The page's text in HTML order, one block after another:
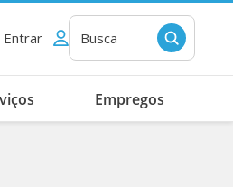
Entrar Busca
Empregos